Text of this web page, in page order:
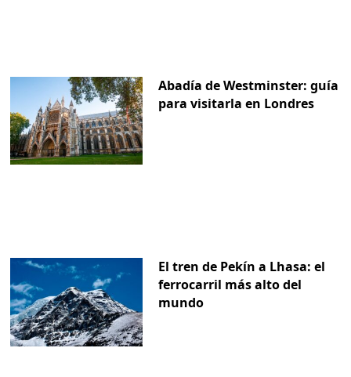
Abadía de Westminster: guía
para visitarla en Londres
El tren de Pekín a Lhasa: el
ferrocarril más alto del
mundo